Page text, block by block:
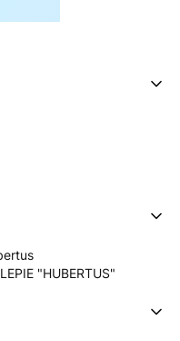
"HUBERTUS"